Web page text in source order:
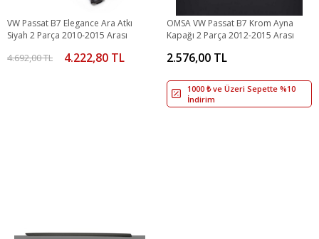
VW Passat B7 Elegance Ara Atkı
Siyah 2 Parça 2010-2015 Arası
4.692,00 TL 4.222,80 TL
OMSA VW Passat B7 Krom Ayna
Kapağı 2 Parça 2012-2015 Arası
2.576,00 TL
1000 ₺ ve Üzeri Sepette %10
İndirim